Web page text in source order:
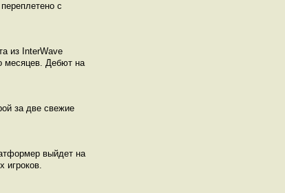
с
из InterWave
месяцев. Дебют на
за две свежие
выйдет на
игроков.